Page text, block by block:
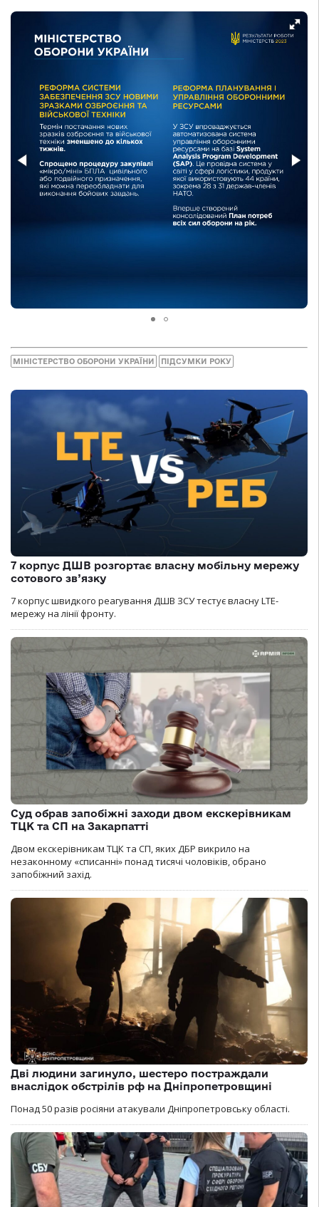
МІНІСТЕРСТВО ОБОРОНИ УКРАЇНИ ПІДСУМКИ РОКУ
7 корпус ДШВ розгортає власну мобільну мережу
сотового зв’язку
7 корпус швидкого реагування ДШВ ЗСУ тестує власну LTE-
мережу на лінії фронту.
Суд обрав запобіжні заходи двом екскерівникам
ТЦК та СП на Закарпатті
Двом екскерівникам ТЦК та СП, яких ДБР викрило на
незаконному «списанні» понад тисячі чоловіків, обрано
запобіжний захід.
Дві людини загинуло, шестеро постраждали
внаслідок обстрілів рф на Дніпропетровщині
Понад 50 разів росіяни атакували Дніпропетровську області.